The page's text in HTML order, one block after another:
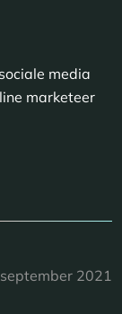
media
marketeer
2021